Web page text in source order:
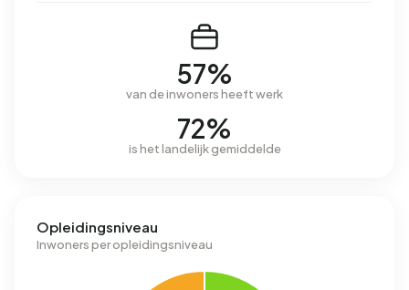
57%
van de inwoners heeft werk
72%
is het landelijk gemiddelde
Opleidingsniveau
Inwoners per opleidingsniveau